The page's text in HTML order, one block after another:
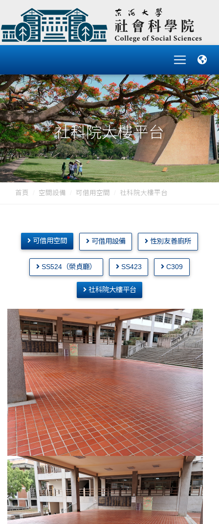
社科院大樓平台
首頁 空間設備 可借用空間 社科院大樓平台
可借用空間 可借用設備 性別友善廁所
SS524（榮貞廳） SS423 C309
社科院大樓平台